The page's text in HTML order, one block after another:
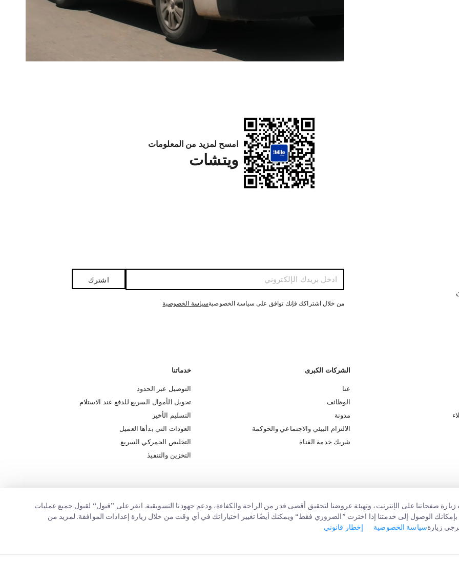
امسح لمزيد من المعلومات
ويتشات
اشترك
من خلال اشتراكك فإنك توافق على سياسة الخصوصيةسياسة الخصوصية
الشركات الكبرى
عنا
الوظائف
مدونة
الالتزام البيئي والاجتماعي والحوكمة
شريك خدمة القناة
خدماتنا
التوصيل عبر الحدود
تحويل الأموال السريع للدفع عند الاستلام
التسليم الأخير
العودات التي بدأها العميل
التخليص الجمركي السريع
التخزين والتنفيذ
صفحاتنا على الإنترنت، وتهيئة عروضنا لتحقيق أقصى قدر من الراحة والكفاءة، ودعم جهودنا التسويقية. انقر على ”قبول“ لقبول جميع عمليات
بإمكانك الوصول إلى خدمتنا إذا اخترت ”الضروري فقط“ ويمكنك أيضًا تغيير اختياراتك في أي وقت من خلال زيارة إعدادات الموافقة. لمزيد من
زيارةسياسة الخصوصية إخطار قانوني